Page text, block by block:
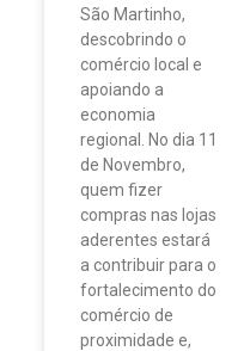
São Martinho,
descobrindo o
comércio local e
apoiando a
economia
regional. No dia 11
de Novembro,
quem fizer
compras nas lojas
aderentes estará
a contribuir para o
fortalecimento do
comércio de
proximidade e,